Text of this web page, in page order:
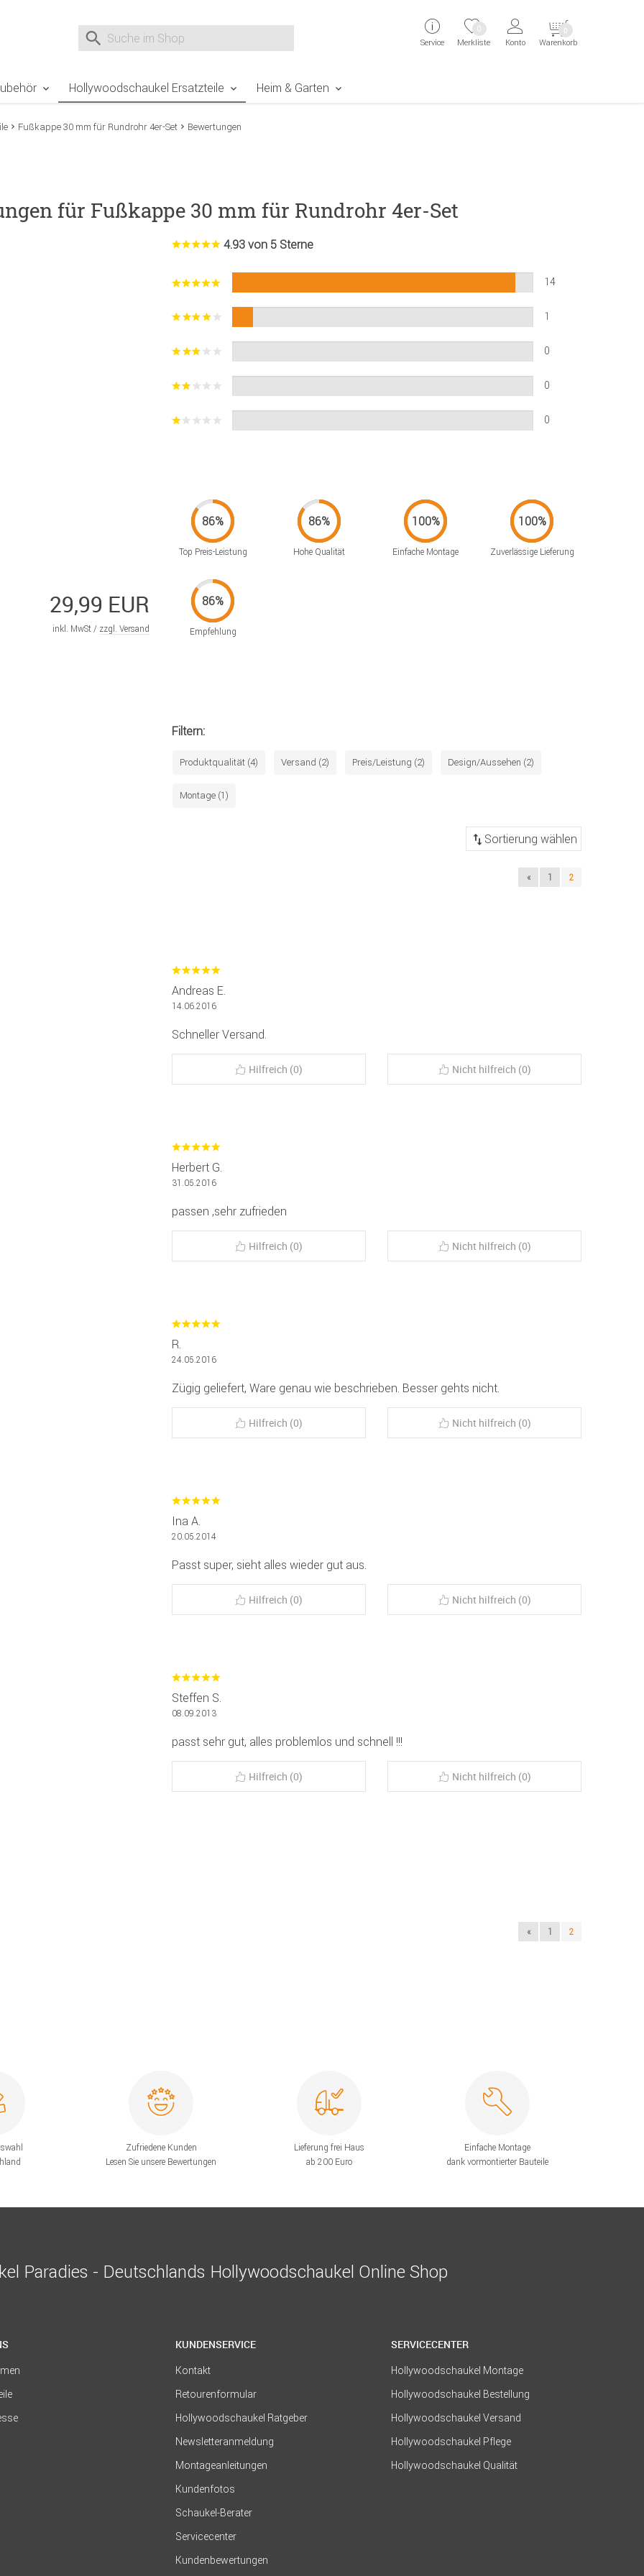
Suche nach
Service Merkliste
0
Konto Warenkorb
0
Hollywoodschaukel Ersatzteile Heim & Garten
Fußkappe 30 mm für Rundrohr 4er-Set Bewertungen
für Fußkappe 30 mm für Rundrohr 4er-Set
29,99 EUR
inkl. MwSt / zzgl. Versand
4.93 von 5 Sterne
14
1
0
0
0
Top Preis-Leistung Hohe Qualität Einfache Montage Zuverlässige Lieferung
Empfehlung
Filtern:
Produktqualität (4) Versand (2) Preis/Leistung (2) Design/Aussehen (2)
Montage (1)
« 1 2
Andreas E.
14.06.2016
Schneller Versand.
Hilfreich (0) Nicht hilfreich (0)
Herbert G.
31.05.2016
passen ,sehr zufrieden
Hilfreich (0) Nicht hilfreich (0)
R.
24.05.2016
Zügig geliefert, Ware genau wie beschrieben. Besser gehts nicht.
Hilfreich (0) Nicht hilfreich (0)
Ina A.
20.05.2014
Passt super, sieht alles wieder gut aus.
Hilfreich (0) Nicht hilfreich (0)
Steffen S.
08.09.2013
passt sehr gut, alles problemlos und schnell !!!
Hilfreich (0) Nicht hilfreich (0)
« 1 2
Zufriedene Kunden
Lesen Sie unsere Bewertungen
Lieferung frei Haus
ab 200 Euro
Einfache Montage
dank vormontierter Bauteile
Paradies - Deutschlands Hollywoodschaukel Online Shop
KUNDENSERVICE
Kontakt
Retourenformular
Hollywoodschaukel Ratgeber
Newsletteranmeldung
Montageanleitungen
Kundenfotos
Schaukel-Berater
Servicecenter
Kundenbewertungen
SERVICECENTER
Hollywoodschaukel Montage
Hollywoodschaukel Bestellung
Hollywoodschaukel Versand
Hollywoodschaukel Pflege
Hollywoodschaukel Qualität